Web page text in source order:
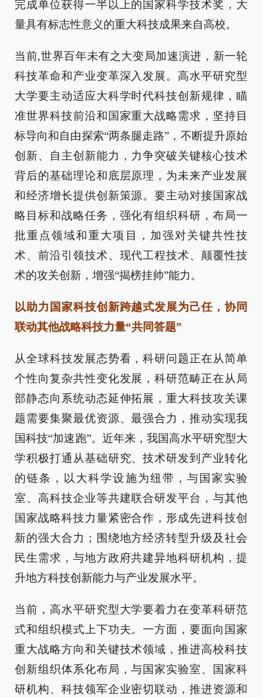
完成单位获得一半以上的国家科学技术奖，大
量具有标志性意义的重大科技成果来自高校。
当前,世界百年未有之大变局加速演进，新一轮
科技革命和产业变革深入发展。高水平研究型
大学要主动适应大科学时代科技创新规律，瞄
准世界科技前沿和国家重大战略需求，坚持目
标导向和自由探索“两条腿走路”，不断提升原始
创新、自主创新能力，力争突破关键核心技术
背后的基础理论和底层原理，为未来产业发展
和经济增长提供创新策源。要主动对接国家战
略目标和战略任务，强化有组织科研，布局一
批重点领域和重大项目，加强对关键共性技
术、前沿引领技术、现代工程技术、颠覆性技
术的攻关创新，增强“揭榜挂帅”能力。
以助力国家科技创新跨越式发展为己任，协同
联动其他战略科技力量“共同答题”
从全球科技发展态势看，科研问题正在从简单
个性向复杂共性变化发展，科研范畴正在从局
部静态向系统动态延伸拓展，重大科技攻关课
题需要集聚最优资源、最强合力，推动实现我
国科技“加速跑”。近年来，我国高水平研究型大
学积极打通从基础研究、技术研发到产业转化
的链条，以大科学设施为纽带，与国家实验
室、高科技企业等共建联合研发平台，与其他
国家战略科技力量紧密合作，形成先进科技创
新的强大合力；围绕地方经济转型升级及社会
民生需求，与地方政府共建异地科研机构，提
升地方科技创新能力与产业发展水平。
当前，高水平研究型大学要着力在变革科研范
式和组织模式上下功夫。一方面，要面向国家
重大战略方向和关键技术领域，推进高校科技
创新组织体系化布局，与国家实验室、国家科
研机构、科技领军企业密切联动，推进资源和